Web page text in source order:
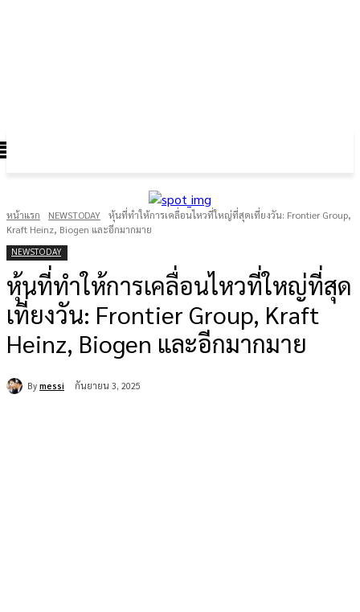
หน้าแรก NEWSTODAY
หุ้นที่ทำให้การเคลื่อนไหวที่ใหญ่ที่สุดเที่ยงวัน: Frontier Group,
Kraft Heinz, Biogen และอีกมากมาย
NEWSTODAY
หุ้นที่ทำให้การเคลื่อนไหวที่ใหญ่ที่สุด
เที่ยงวัน: Frontier Group, Kraft
Heinz, Biogen และอีกมากมาย
By messi กันยายน 3, 2025